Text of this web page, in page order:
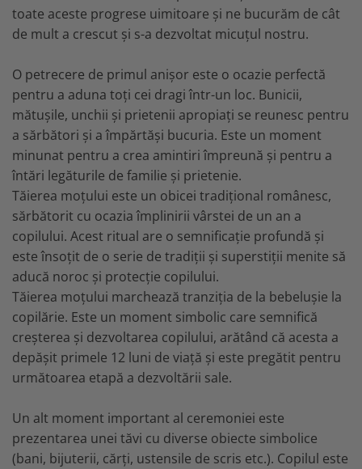
Patura
Patura Bumbac Organic
Patura Nou Nascuti
Fasa
Sac de Dormit
Sac de Infasat
Scutec de Infasat
Sistem - Vara
Sistem Nou Nascut
Sistem 0-3 Luni
Sistem 3-6 luni
Sistem 6-9 Luni
Sistem Ieftin
Suport pentru Infasat
Scutece
120x60
Saltele
Baldachin
Cearsafuri si protectii
Regurgitare
Sezut
Speciala
Suport
Sustinere
Torticolis
VARSTA
3 Luni
6 Luni
1 An
SETURI
Plapuma si Perna
Set Pilota si Perna
Set Paturica si Perna
Set Cuverturi si Pernute
Bebe - Cu Gluga
Bebe - Finet
Copii
Copii - Bumbac
Copii - Gluga
Copii - Plaja
Copii - Plaja cu Gluga
Copii - Poncho
Copii - Poncho Plaja
Cu Capison
Cu Capison - Bebe
Personalizate
Roz
Patut
Pat Rabatabil
Scaune
Lemn
Mese
Modulare
Sortulete
CRESA
Ghiozdane
Ghiozdane Fete
Ghiozdane Baieti
Saculeti
toate aceste progrese uimitoare și ne bucurăm de cât
de mult a crescut și s-a dezvoltat micuțul nostru.
O petrecere de primul anișor este o ocazie perfectă
pentru a aduna toți cei dragi într-un loc. Bunicii,
mătușile, unchii și prietenii apropiați se reunesc pentru
a sărbători și a împărtăși bucuria. Este un moment
minunat pentru a crea amintiri împreună și pentru a
întări legăturile de familie și prietenie.
Tăierea moțului este un obicei tradițional românesc,
sărbătorit cu ocazia împlinirii vârstei de un an a
copilului. Acest ritual are o semnificație profundă și
este însoțit de o serie de tradiții și superstiții menite să
aducă noroc și protecție copilului.
Tăierea moțului marchează tranziția de la bebelușie la
copilărie. Este un moment simbolic care semnifică
creșterea și dezvoltarea copilului, arătând că acesta a
depășit primele 12 luni de viață și este pregătit pentru
următoarea etapă a dezvoltării sale.
Un alt moment important al ceremoniei este
prezentarea unei tăvi cu diverse obiecte simbolice
(bani, bijuterii, cărți, ustensile de scris etc.). Copilul este